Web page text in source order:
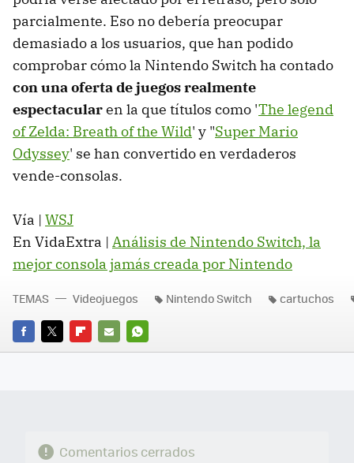
parcialmente. Eso no debería preocupar
demasiado a los usuarios, que han podido
comprobar cómo la Nintendo Switch ha contado
con una oferta de juegos realmente
espectacularen la que títulos como 'The legend
of Zelda: Breath of the Wild' y "Super Mario
Odyssey' se han convertido en verdaderos
vende-consolas.
Vía | WSJ
En VidaExtra | Análisis de Nintendo Switch, la
mejor consola jamás creada por Nintendo
FACEBOOK
TWITTERFLIPBOARD
E-
WHATSAPP
TEMAS Videojuegos Nintendo Switch cartuchos
Comentarios cerrados